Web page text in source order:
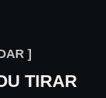
]
TIRAR